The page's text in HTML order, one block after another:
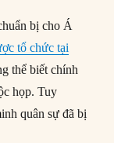
bị cho Á
tổ chức tại
thể biết chính
họp. Tuy
quân sự đã bị